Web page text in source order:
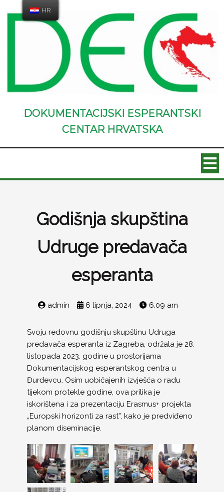
DOKUMENTACIJSKI ESPERANTSKI
CENTAR HRVATSKA
Godišnja skupština
Udruge predavača
esperanta
admin 6 lipnja, 2024 6:09 am
Svoju redovnu godišnju skupštinu Udruga
predavača esperanta iz Zagreba, održala je 28.
listopada 2023. godine u prostorijama
Dokumentacijskog esperantskog centra u
Đurđevcu. Osim uobičajenih izvješća o radu
tijekom protekle godine, ova prilika je
iskorištena i za prezentaciju Erasmus+ projekta
„Europski horizonti za rast”, kako je predviđeno
planom diseminacije.
HR